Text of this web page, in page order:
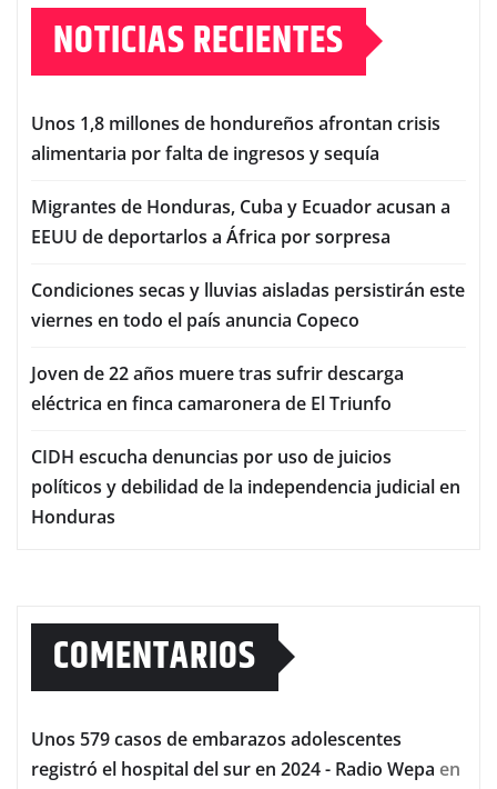
NOTICIAS RECIENTES
Unos 1,8 millones de hondureños afrontan crisis
alimentaria por falta de ingresos y sequía
Migrantes de Honduras, Cuba y Ecuador acusan a
EEUU de deportarlos a África por sorpresa
Condiciones secas y lluvias aisladas persistirán este
viernes en todo el país anuncia Copeco
Joven de 22 años muere tras sufrir descarga
eléctrica en finca camaronera de El Triunfo
CIDH escucha denuncias por uso de juicios
políticos y debilidad de la independencia judicial en
Honduras
COMENTARIOS
Unos 579 casos de embarazos adolescentes
registró el hospital del sur en 2024 - Radio Wepa en